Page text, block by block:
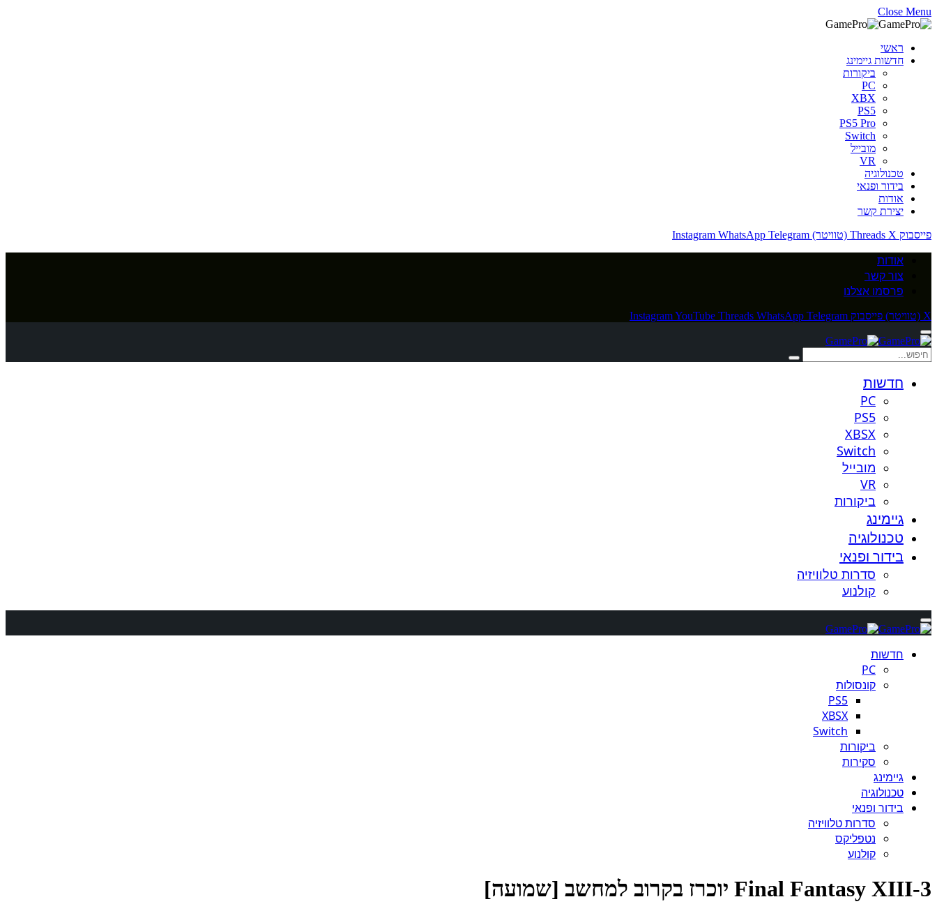
Close Menu
ראשי
חדשות גיימינג
ביקורות
PC
XBX
PS5
PS5 Pro
Switch
מובייל
VR
טכנולוגיה
בידור ופנאי
אודות
יצירת קשר
פייסבוק
Threads X (טוויטר) Instagram WhatsApp Telegram
אודות
צור קשר
פרסמו אצלנו
X (טוויטר) פייסבוק InstagramYouTube Threads WhatsApp Telegram
חדשות
PC
PS5
XBSX
Switch
מובייל
VR
ביקורות
גיימינג
טכנולוגיה
בידור ופנאי
סדרות טלוויזיה
קולנוע
חדשות
PC
קונסולות
PS5
XBSX
Switch
ביקורות
סקירות
גיימינג
טכנולוגיה
בידור ופנאי
סדרות טלוויזיה
נטפליקס
קולנוע
Final Fantasy XIII-3 יוכרז בקרוב למחשב [שמועה]